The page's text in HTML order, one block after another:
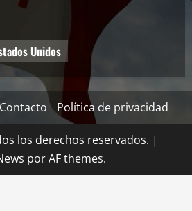
Unidos
Contacto Política de privacidad
los derechos reservados. |
por AF themes.